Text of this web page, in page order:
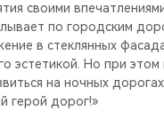
своими
по городским
в стеклянных
эстетикой. Но при
на ночных
герой дорог!»